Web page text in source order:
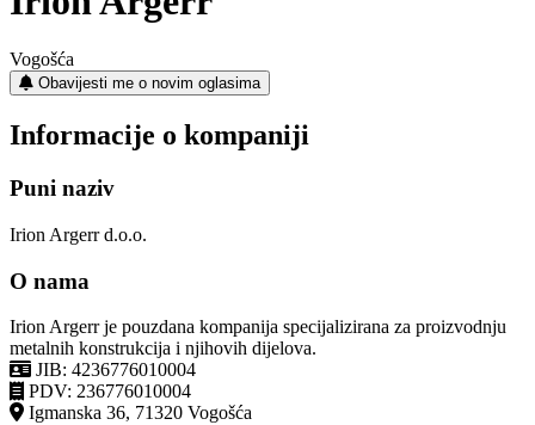
Vogošća
Obavijesti me o novim oglasima
Informacije o kompaniji
Puni naziv
Irion Argerr d.o.o.
O nama
Irion Argerr je pouzdana kompanija specijalizirana za proizvodnju
metalnih konstrukcija i njihovih dijelova.
JIB: 4236776010004
PDV: 236776010004
Igmanska 36, 71320 Vogošća